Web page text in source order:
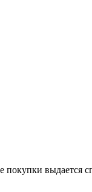
покупки выдается